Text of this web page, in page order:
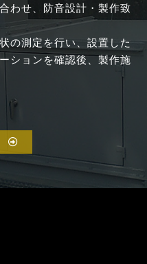
わせ、防音設計・製作致
の測定を行い、設置した
ションを確認後、製作施